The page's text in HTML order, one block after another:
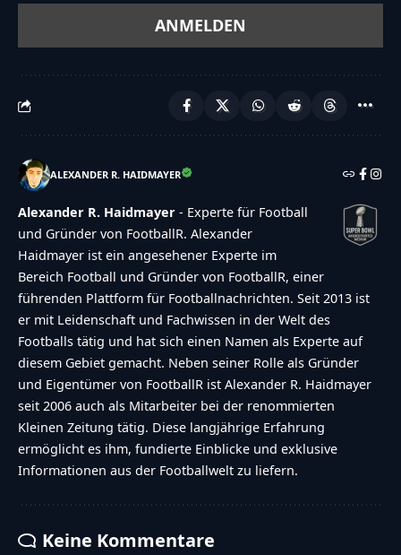
ALEXANDER R. HAIDMAYER
Alexander R. Haidmayer - Experte für Football
und Gründer von FootballR. Alexander
Haidmayer ist ein angesehener Experte im
Bereich Football und Gründer von FootballR, einer
führenden Plattform für Footballnachrichten. Seit 2013 ist
er mit Leidenschaft und Fachwissen in der Welt des
Footballs tätig und hat sich einen Namen als Experte auf
diesem Gebiet gemacht. Neben seiner Rolle als Gründer
und Eigentümer von FootballR ist Alexander R. Haidmayer
seit 2006 auch als Mitarbeiter bei der renommierten
Kleinen Zeitung tätig. Diese langjährige Erfahrung
ermöglicht es ihm, fundierte Einblicke und exklusive
Informationen aus der Footballwelt zu liefern.
Keine Kommentare